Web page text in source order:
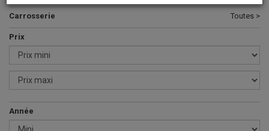
Carrosserie Toutes >
Prix
Année